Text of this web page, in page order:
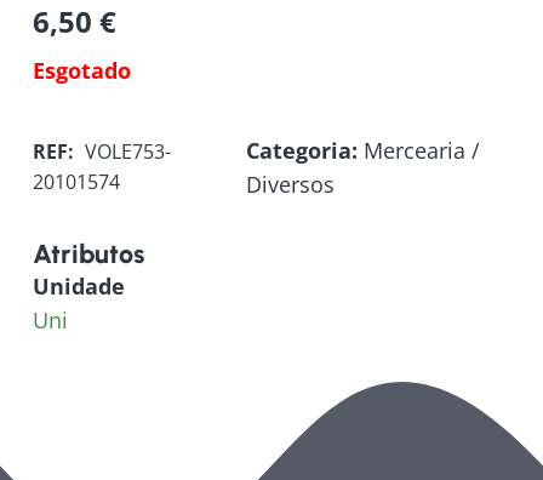
6,50 €
Esgotado
REF: VOLE753-
20101574
Categoria: Mercearia /
Diversos
Atributos
Unidade
Uni